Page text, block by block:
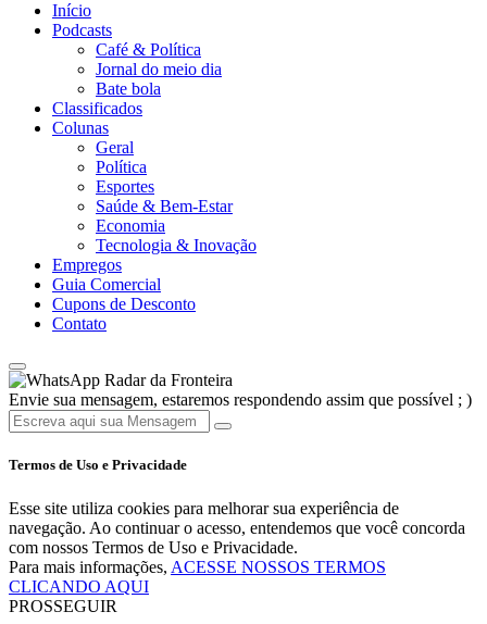
Início
Podcasts
Café & Política
Jornal do meio dia
Bate bola
Classificados
Colunas
Geral
Política
Esportes
Saúde & Bem-Estar
Economia
Tecnologia & Inovação
Empregos
Guia Comercial
Cupons de Desconto
Contato
Radar da Fronteira
Envie sua mensagem, estaremos respondendo assim que possível ; )
Termos de Uso e Privacidade
Esse site utiliza cookies para melhorar sua experiência de
navegação. Ao continuar o acesso, entendemos que você concorda
com nossos Termos de Uso e Privacidade.
Para mais informações, ACESSE NOSSOS TERMOS
CLICANDO AQUI
PROSSEGUIR